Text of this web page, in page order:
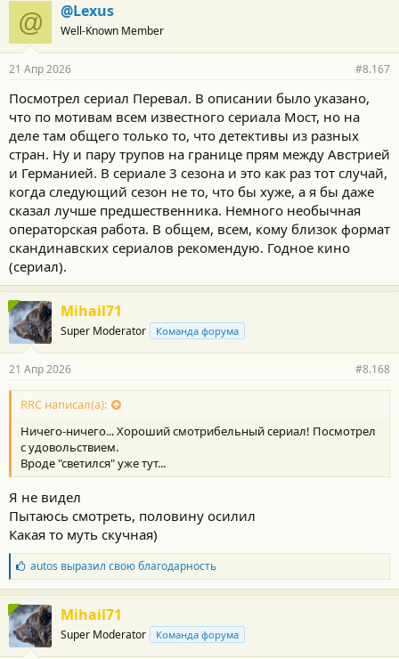
@ @Lexus
Well-Known Member
21 Апр 2026 #8.167
Посмотрел сериал Перевал. В описании было указано,
что по мотивам всем известного сериала Мост, но на
деле там общего только то, что детективы из разных
стран. Ну и пару трупов на границе прям между Австрией
и Германией. В сериале 3 сезона и это как раз тот случай,
когда следующий сезон не то, что бы хуже, а я бы даже
сказал лучше предшественника. Немного необычная
операторская работа. В общем, всем, кому близок формат
скандинавских сериалов рекомендую. Годное кино
(сериал).
Mihail71
Super Moderator Команда форума
21 Апр 2026 #8.168
RRC написал(а):
Ничего-ничего... Хороший смотрибельный сериал! Посмотрел
с удовольствием.
Вроде "светился" уже тут...
Я не видел
Пытаюсь смотреть, половину осилил
Какая то муть скучная)
Б
л
а
г
о
д
а
autos выразил свою благодарность
Mihail71
Super Moderator Команда форума